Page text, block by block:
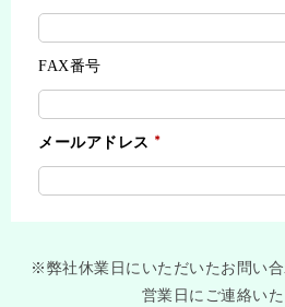
FAX番号
メールアドレス
※弊社休業日にいただいたお問い
営業日にご連絡いた